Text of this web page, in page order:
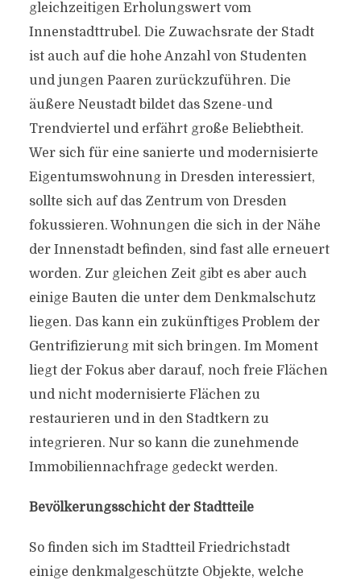
gleichzeitigen Erholungswert vom
Innenstadttrubel. Die Zuwachsrate der Stadt
ist auch auf die hohe Anzahl von Studenten
und jungen Paaren zurückzuführen. Die
äußere Neustadt bildet das Szene-und
Trendviertel und erfährt große Beliebtheit.
Wer sich für eine sanierte und modernisierte
Eigentumswohnung in Dresden interessiert,
sollte sich auf das Zentrum von Dresden
fokussieren. Wohnungen die sich in der Nähe
der Innenstadt befinden, sind fast alle erneuert
worden. Zur gleichen Zeit gibt es aber auch
einige Bauten die unter dem Denkmalschutz
liegen. Das kann ein zukünftiges Problem der
Gentrifizierung mit sich bringen. Im Moment
liegt der Fokus aber darauf, noch freie Flächen
und nicht modernisierte Flächen zu
restaurieren und in den Stadtkern zu
integrieren. Nur so kann die zunehmende
Immobiliennachfrage gedeckt werden.
Bevölkerungsschicht der Stadtteile
So finden sich im Stadtteil Friedrichstadt
einige denkmalgeschützte Objekte, welche